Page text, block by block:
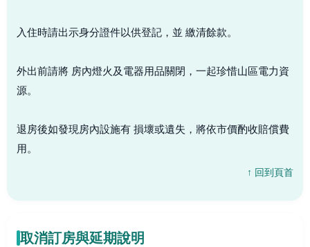
入住時請出示身分證件以供登記，並 繳清餘款。
外出前請將 房內燈火及電器用品關閉，一起珍惜山區電力資
源。
退房後如發現房內設施有 損壞或遺失，將依市價酌收賠償費
用。
↑ 回到頁首
取消訂房與延期說明